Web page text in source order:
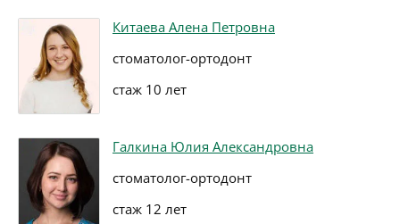
Китаева Алена Петровна
стоматолог-ортодонт
стаж 10 лет
Галкина Юлия Александровна
стоматолог-ортодонт
стаж 12 лет